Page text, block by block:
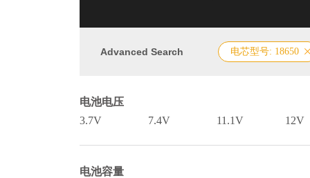
Advanced Search 电芯型号: 18650
电池电压
3.7V
7.4V 11.1V 12V
电池容量